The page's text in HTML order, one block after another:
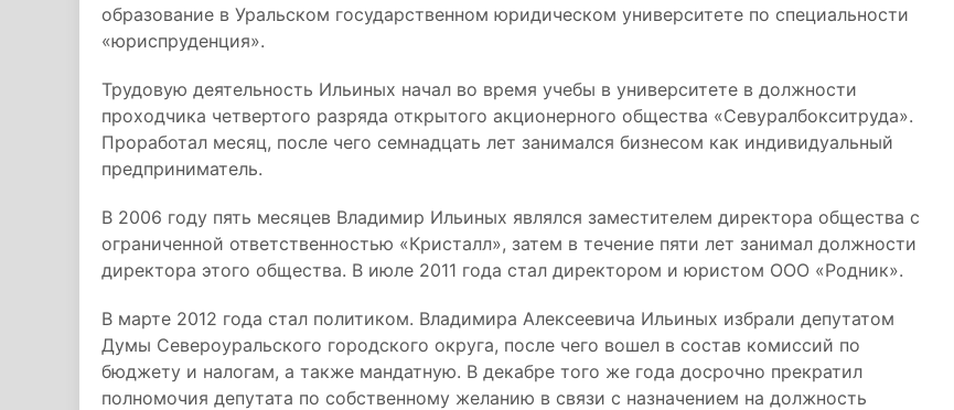
образование в Уральском государственном юридическом университете по специальности
«юриспруденция».
Трудовую деятельность Ильиных начал во время учебы в университете в должности
проходчика четвертого разряда открытого акционерного общества «Севуралбокситруда».
Проработал месяц, после чего семнадцать лет занимался бизнесом как индивидуальный
предприниматель.
В 2006 году пять месяцев Владимир Ильиных являлся заместителем директора общества с
ограниченной ответственностью «Кристалл», затем в течение пяти лет занимал должности
директора этого общества. В июле 2011 года стал директором и юристом ООО «Родник».
В марте 2012 года стал политиком. Владимира Алексеевича Ильиных избрали депутатом
Думы Североуральского городского округа, после чего вошел в состав комиссий по
бюджету и налогам, а также мандатную. В декабре того же года досрочно прекратил
полномочия депутата по собственному желанию в связи с назначением на должность